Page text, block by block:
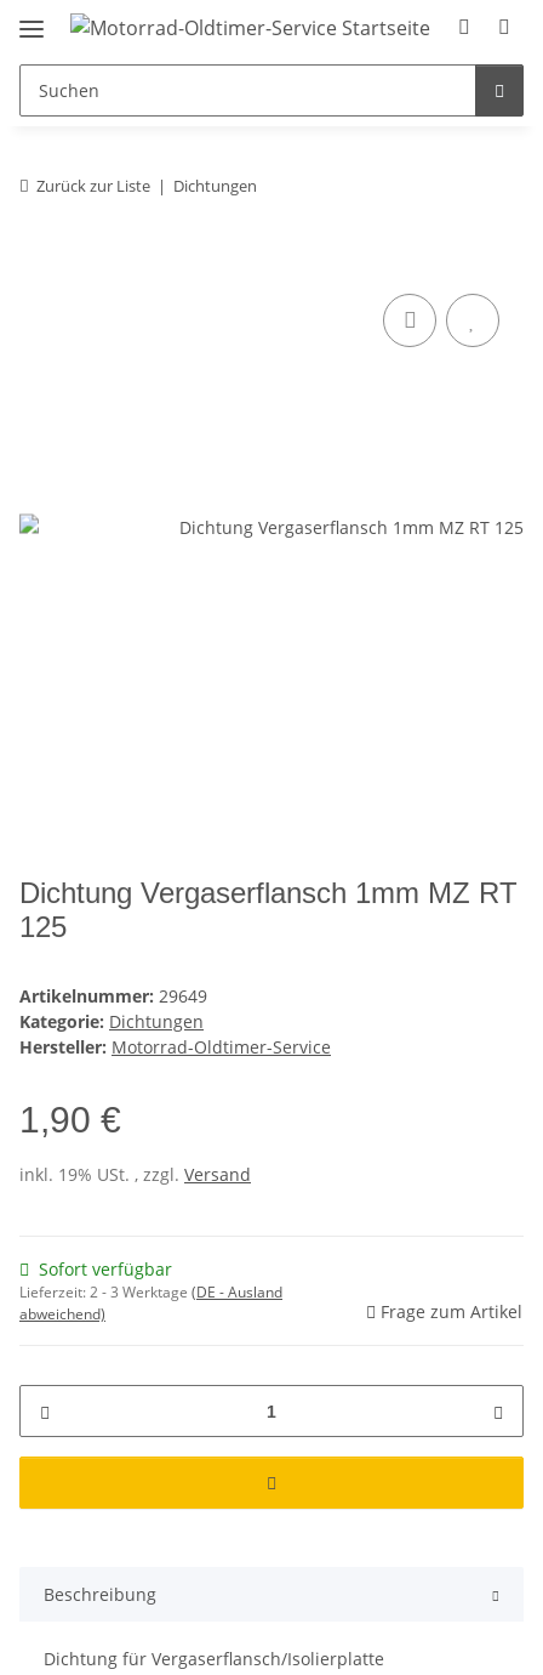
Zurück zur Liste Dichtungen
Dichtung Vergaserflansch 1mm MZ RT
125
Artikelnummer: 29649
Kategorie: Dichtungen
Hersteller: Motorrad-Oldtimer-Service
1,90 €
inkl. 19% USt. , zzgl. Versand
Sofort verfügbar
Lieferzeit:2 - 3 Werktage (DE - Ausland
abweichend)
Frage zum Artikel
Beschreibung
Dichtung für Vergaserflansch/Isolierplatte